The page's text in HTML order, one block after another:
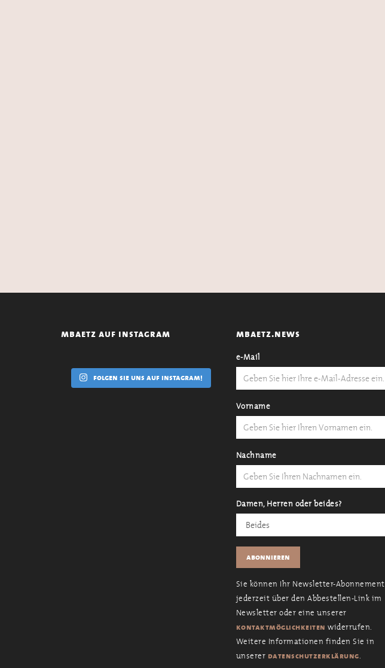
mbaetz auf instagram
folgen sie uns auf instagram!
mbaetz.news
e-Mail
Vorname
Nachname
Damen, Herren oder beides?
Sie können Ihr Newsletter-Abonnement
jederzeit über den Abbestellen-Link im
Newsletter oder eine unserer
kontaktmöglichkeiten widerrufen.
Weitere Informationen finden Sie in
unserer datenschutzerklärung.